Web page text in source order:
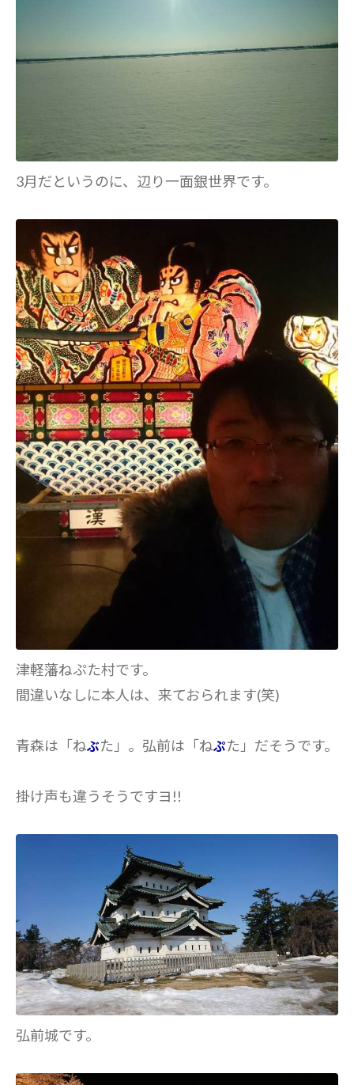
3月だというのに、辺り一面銀世界です。
津軽藩ねぷた村です。
間違いなしに本人は、来ておられます(笑)
青森は「ねぶた」。弘前は「ねぷた」だそうです。
掛け声も違うそうですヨ!!
弘前城です。